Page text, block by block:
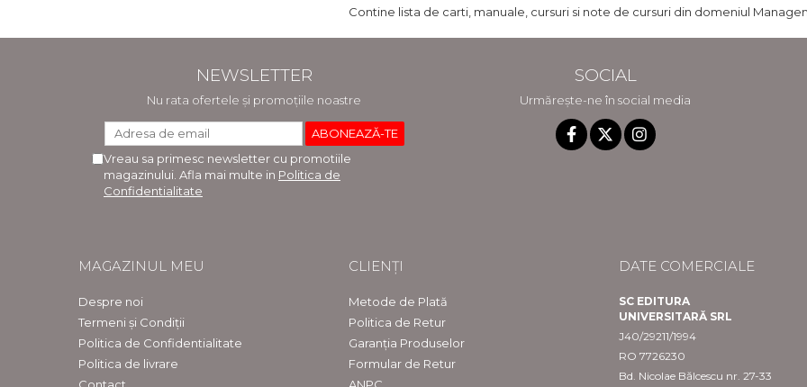
Contine lista de carti, manuale, cursuri si note de cursuri din domeniul
NEWSLETTER
Nu rata ofertele și promoțiile noastre
Vreau sa primesc newsletter cu promotiile
magazinului. Afla mai multe in Politica de
Confidentialitate
SOCIAL
Urmărește-ne în social media
MAGAZINUL MEU
Despre noi
Termeni și Condiții
Politica de Confidentialitate
Politica de livrare
Contact
CLIENȚI
Metode de Plată
Politica de Retur
Garanția Produselor
Formular de Retur
ANPC
DATE COMERCIALE
SC EDITURA
UNIVERSITARĂ SRL
J40/29211/1994
RO 7726230
Bd. Nicolae Bălcescu nr. 27-33